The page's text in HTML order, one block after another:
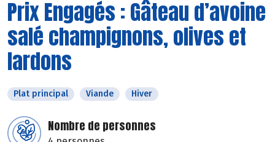
Prix Engagés : Gâteau d’avoine
salé champignons, olives et
lardons
Plat principal Viande Hiver
Nombre de personnes